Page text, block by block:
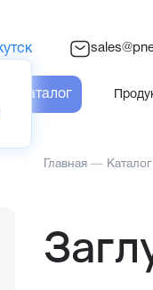
Каталог
Главная — Каталог